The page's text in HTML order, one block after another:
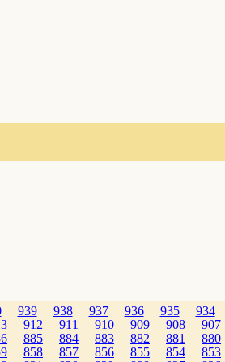
939 938 937 936 935 934
912 911 910 909 908 907
885 884 883 882 881 880
858 857 856 855 854 853